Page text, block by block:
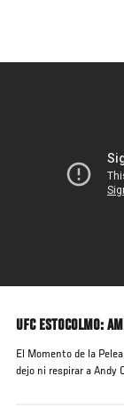
contenido
UFC ESTOCOLMO:
El Momento de la
dejo ni respirar a Andy